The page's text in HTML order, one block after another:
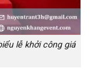
lễ khởi công giá